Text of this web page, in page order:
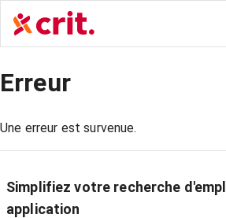
Erreur
Une erreur est survenue.
Simplifiez votre recherche
application